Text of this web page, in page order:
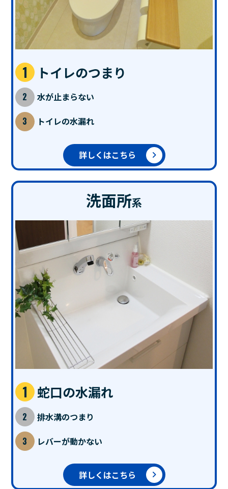
トイレのつまり
水が止まらない
トイレの水漏れ
詳しくはこちら
洗面所系
蛇口の水漏れ
排水溝のつまり
レバーが動かない
詳しくはこちら